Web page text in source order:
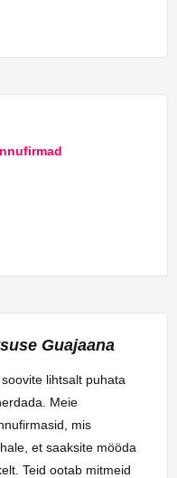
Guajaana
lihtsalt puhata
Meie
mis
et saaksite mööda
Teid ootab mitmeid